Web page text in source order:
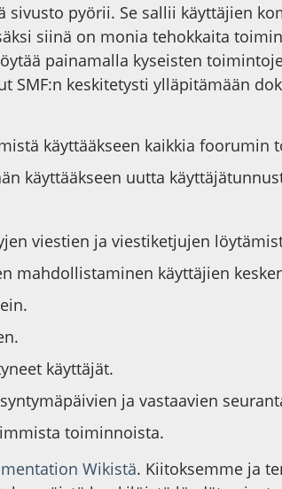
pyörii. Se sallii käyttäjien
siinä on monia tehokkaita
painamalla kyseisten
SMF:n keskitetysti ylläpitämään
käyttääkseen kaikkia foorumin
käyttääkseen uutta
viestien ja viestiketjujen
mahdollistaminen käyttäjien
käyttäjät.
ja vastaavien
toiminnoista.
Wikistä. Kiitoksemme ja